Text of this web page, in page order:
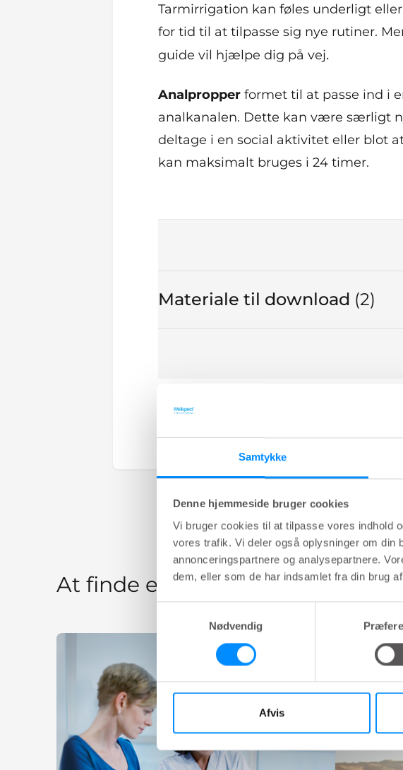
Samtykke
Denne hjemmeside bruger cookies
Vi bruger cookies til at tilpasse vores indhold
vores trafik. Vi deler også oplysninger om din
annonceringspartnere og analysepartnere.
dem, eller som de har indsamlet fra din brug
Nødvendig
Afvis
Tarmirrigation kan føles underligt
for tid til at tilpasse sig nye rutiner.
guide vil hjælpe dig på vej.
Analpropper formet til at passe ind i
analkanalen. Dette kan være særligt
deltage i en social aktivitet eller blot
kan maksimalt bruges i 24 timer.
Materiale til download 2I alt
At finde en behandling